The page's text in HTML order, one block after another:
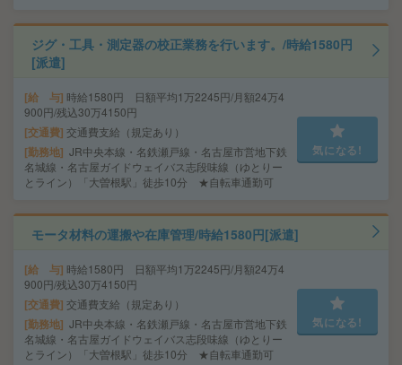
ジグ・工具・測定器の校正業務を行います。/時給1580円
[派遣]
給 与 時給1580円 日額平均1万2245円/月額24万4
900円/残込30万4150円
交通費 交通費支給（規定あり）
勤務地 JR中央本線・名鉄瀬戸線・名古屋市営地下鉄
名城線・名古屋ガイドウェイバス志段味線（ゆとりー
とライン）「大曽根駅」徒歩10分 ★自転車通勤可
気になる!
モータ材料の運搬や在庫管理/時給1580円[派遣]
給 与 時給1580円 日額平均1万2245円/月額24万4
900円/残込30万4150円
交通費 交通費支給（規定あり）
勤務地 JR中央本線・名鉄瀬戸線・名古屋市営地下鉄
名城線・名古屋ガイドウェイバス志段味線（ゆとりー
とライン）「大曽根駅」徒歩10分 ★自転車通勤可
気になる!